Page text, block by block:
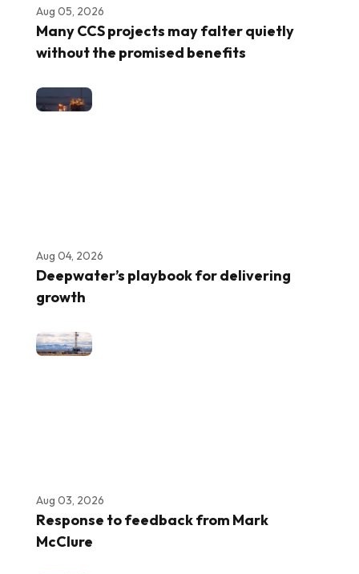
Aug 05, 2026
Many CCS projects may falter quietly
without the promised benefits
Aug 04, 2026
Deepwater’s playbook for delivering
growth
Aug 03, 2026
Response to feedback from Mark
McClure